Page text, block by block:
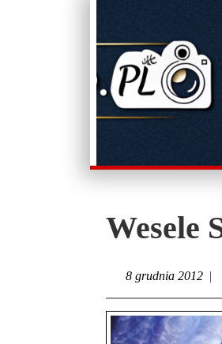
Wesele
8 grudnia 2012 |